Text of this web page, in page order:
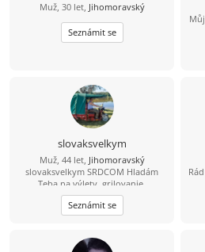
Muž, 30 let, Jihomoravský
Seznámit se
slovaksvelkym
Muž, 44 let, Jihomoravský
slovaksvelkym SRDCOM Hladám
Teba na výlety, grilovanie,
spoločnosť pri každodenných
veciach. Zablokuje ma IBA jeptiška so
zašitou ... . Neopakujem po
škrabkacieho mobilu, faceboku,
Seznámit se